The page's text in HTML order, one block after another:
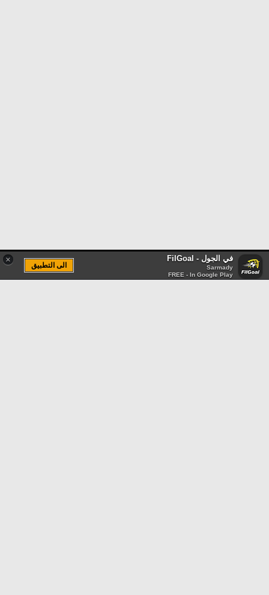
× في الجول - FilGoal
Sarmady
FREE - In Google Play
الى التطبيق